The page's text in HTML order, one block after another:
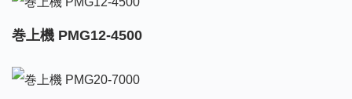
巻上機 PMG12-4500